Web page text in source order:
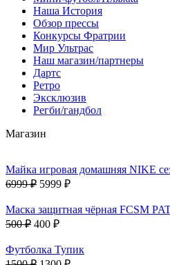
Наша История
Обзор прессы
Конкурсы Фратрии
Мир Ультрас
Наш магазин/партнеры
Дартс
Ретро
Эксклюзив
Регби/гандбол
Магазин
Майка игровая домашняя NIKE
6999 ₽ 5999 ₽
Маска защитная чёрная FCSM
500 ₽ 400 ₽
Футболка Тупик